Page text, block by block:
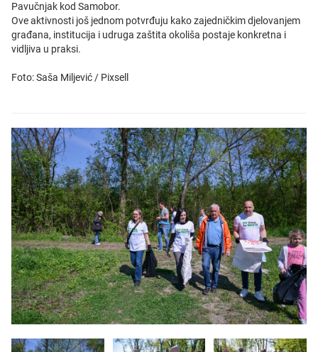
Pavučnjak kod Samobor.
Ove aktivnosti još jednom potvrđuju kako zajedničkim djelovanjem
građana, institucija i udruga zaštita okoliša postaje konkretna i
vidljiva u praksi.
Foto: Saša Miljević / Pixsell